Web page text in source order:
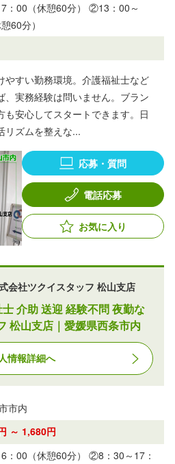
：00（休憩60分） ②13：00～
60分）
やすい勤務環境。介護福祉士など
、実務経験は問いません。ブラン
も安心してスタートできます。日
リズムを整えな...
応募・質問
電話応募
お気に入り
会社ツクイスタッフ 松山支店
介助 送迎 経験不問 夜勤な
松山支店｜愛媛県西条市内
情報詳細へ
市内
～ 1,680円
：00（休憩60分） ②8：30～17：